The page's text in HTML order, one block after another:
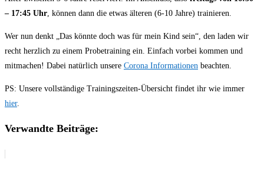
– 17:45 Uhr, können dann die etwas älteren (6-10 Jahre) trainieren.
Wer nun denkt „Das könnte doch was für mein Kind sein“, den laden wir
recht herzlich zu einem Probetraining ein. Einfach vorbei kommen und
mitmachen! Dabei natürlich unsere Corona Informationen beachten.
PS: Unsere vollständige Trainingszeiten-Übersicht findet ihr wie immer
hier.
Verwandte Beiträge: